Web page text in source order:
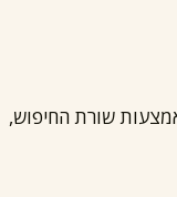
שורת החיפוש,